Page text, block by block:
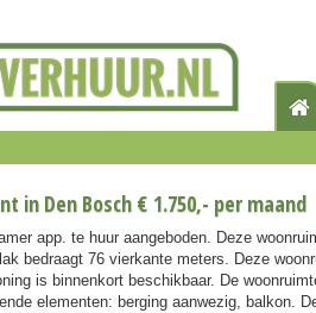
in Den Bosch € 1.750,- per maand
app. te huur aangeboden. Deze
bedraagt 76 vierkante meters. Deze
is binnenkort beschikbaar. De
elementen: berging aanwezig, balkon.